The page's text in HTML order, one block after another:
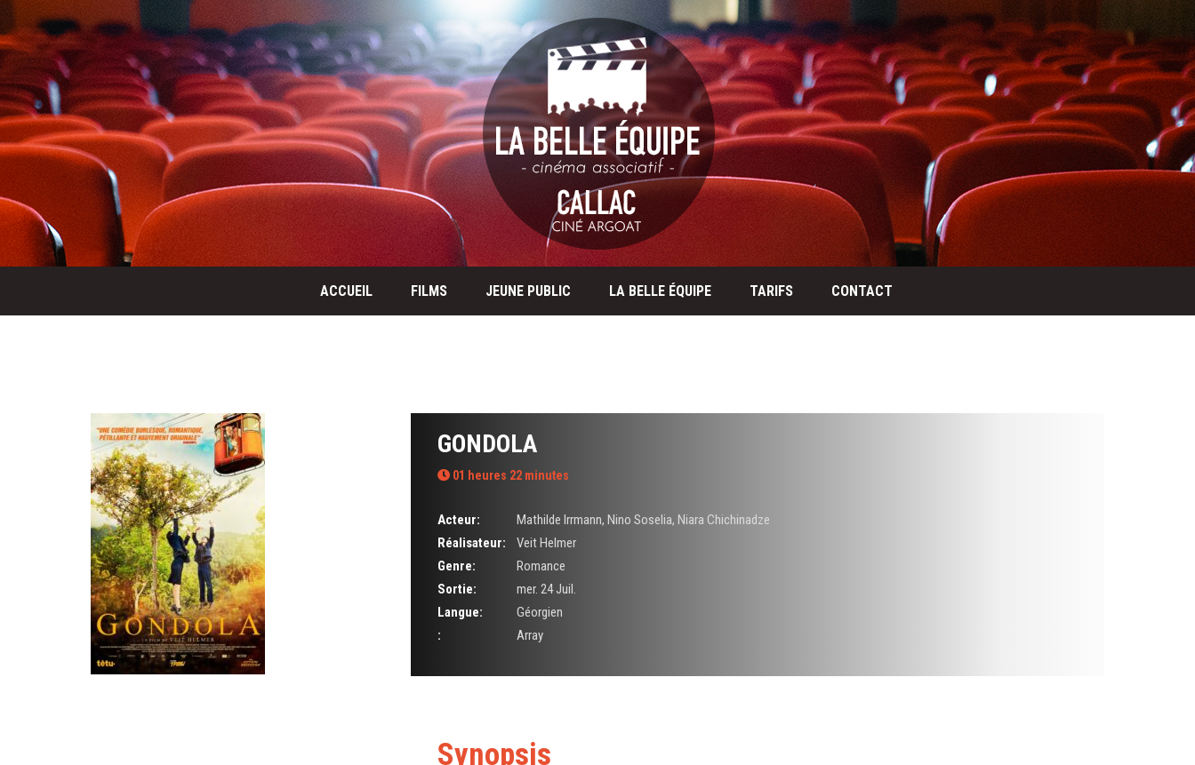
ACCUEIL FILMS JEUNE PUBLIC LA BELLE ÉQUIPE TARIFS CONTACT
GONDOLA
01 heures 22 minutes
Acteur: Mathilde Irrmann, Nino Soselia, Niara Chichinadze
Réalisateur:
Veit Helmer
Genre:
Romance
Sortie:
mer. 24 Juil.
Langue:
Géorgien
:
Array
Synopsis